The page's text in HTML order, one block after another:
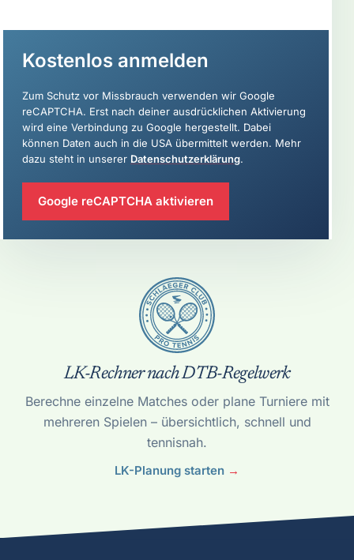
Kostenlos anmelden
Zum Schutz vor Missbrauch verwenden wir Google
reCAPTCHA. Erst nach deiner ausdrücklichen Aktivierung
wird eine Verbindung zu Google hergestellt. Dabei
können Daten auch in die USA übermittelt werden. Mehr
dazu steht in unserer Datenschutzerklärung.
Google reCAPTCHA aktivieren
LK-Rechner nach DTB-Regelwerk
Berechne einzelne Matches oder plane Turniere mit
mehreren Spielen – übersichtlich, schnell und
tennisnah.
LK-Planung starten →